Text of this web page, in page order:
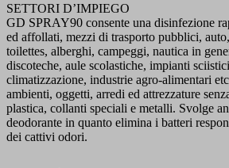
SETTORI D’IMPIEGO
GD SPRAY90 consente una disinfezione
ed affollati, mezzi di trasporto pubblici,
toilettes, alberghi, campeggi, nautica in
discoteche, aule scolastiche, impianti
climatizzazione, industrie agro-alimentari
ambienti, oggetti, arredi ed attrezzature
plastica, collanti speciali e metalli. Svolge
deodorante in quanto elimina i batteri
dei cattivi odori.